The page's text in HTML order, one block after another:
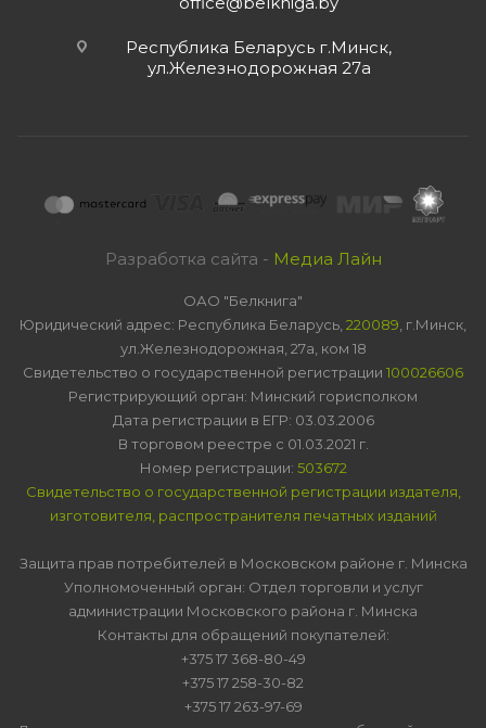
Республика Беларусь г.Минск,
ул.Железнодорожная 27а
Разработка сайта - Медиа Лайн
ОАО "Белкнига"
Юридический адрес: Республика Беларусь, 220089 , г.Минск,
ул.Железнодорожная, 27а, ком 18
Свидетельство о государственной регистрации 100026606
Регистрирующий орган: Минский горисполком
Дата регистрации в ЕГР: 03.03.2006
В торговом реестре с 01.03.2021 г.
Номер регистрации: 503672
Свидетельство о государственной регистрации издателя,
изготовителя, распространителя печатных изданий
Защита прав потребителей в Московском районе г. Минска
Уполномоченный орган: Отдел торговли и услуг
администрации Московского района г. Минска
Контакты для обращений покупателей:
+375 17 368-80-49
+375 17 258-30-82
+375 17 263-97-69